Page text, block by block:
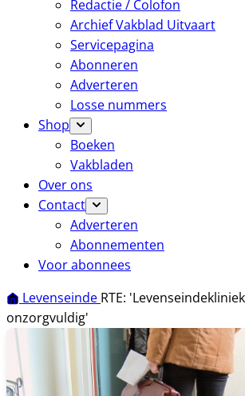
Redactie / Colofon
Archief Vakblad Uitvaart
Servicepagina
Abonneren
Adverteren
Losse nummers
Shop
Boeken
Vakbladen
Over ons
Contact
Adverteren
Abonnementen
Voor abonnees
Levenseinde RTE:
onzorgvuldig'